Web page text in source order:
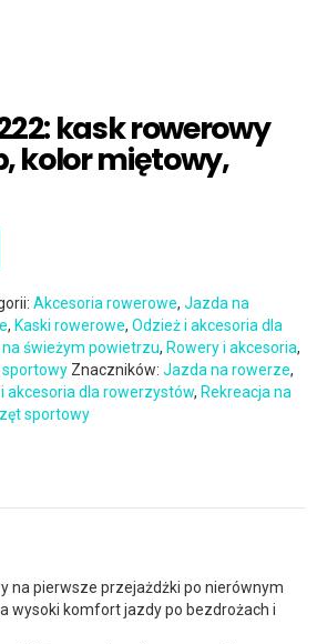
kask rowerowy
kolor miętowy,
Akcesoria rowerowe, Jazda na
, Kaski rowerowe, Odzież i akcesoria dla
na świeżym powietrzu, Rowery i akcesoria,
Znaczników: Jazda na rowerze,
akcesoria dla rowerzystów, Rekreacja na
sportowy
na pierwsze przejażdżki po nierównym
wysoki komfort jazdy po bezdrożach i